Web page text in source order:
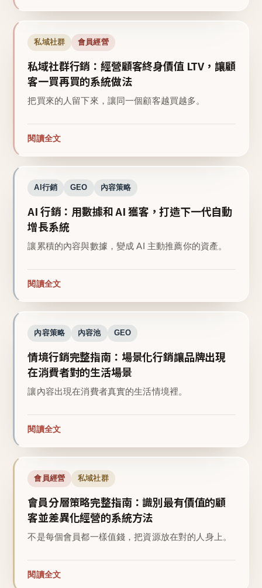
私域社群 會員經營
私域社群行銷：經營顧客終身價值 LTV，讓顧
客一買再買的系統做法
把買來的人留下來，讓同一個顧客越買越多。
閱讀全文
AI行銷 GEO 內容策略
AI 行銷：用數據和 AI 獲客，打造下一代自動
增長系統
讓累積的內容與數據，變成 AI 主動推薦你的資產。
閱讀全文
內容策略 內容池 GEO
情境行銷完整指南：場景化行銷讓品牌出現
在消費者對的生活場景
讓內容出現在消費者真實的生活情境裡。
閱讀全文
會員經營 私域社群
會員分層策略完整指南：識別最有價值的顧
客並差異化經營的系統方法
不是每個會員都一樣值錢，把資源放在對的人身上。
閱讀全文